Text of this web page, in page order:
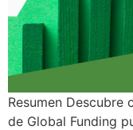
Resumen
de Global Funding